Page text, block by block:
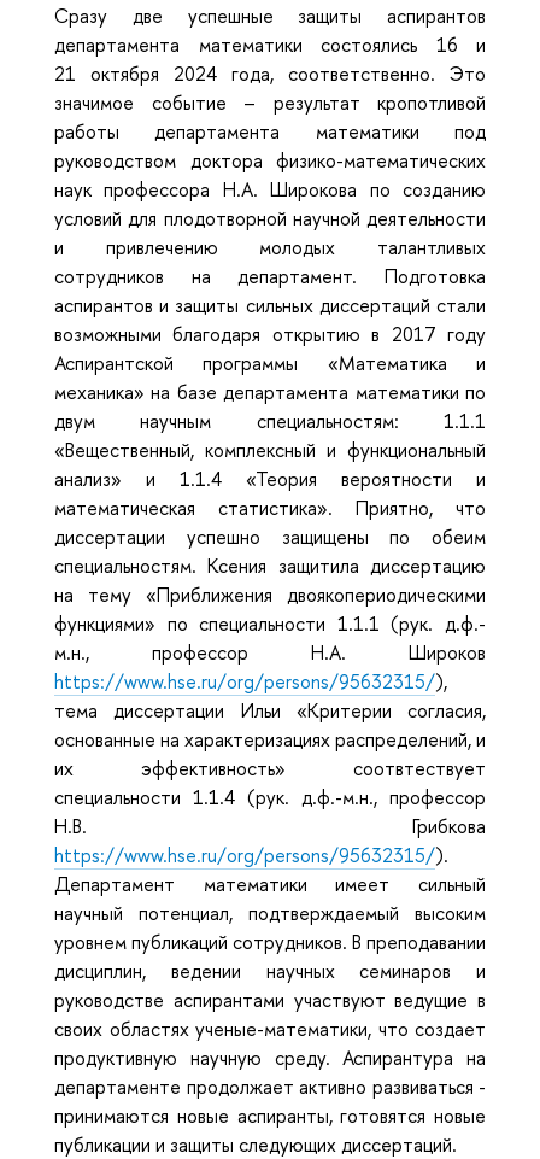
Сразу две успешные защиты аспирантов
департамента математики состоялись 16 и
21 октября 2024 года, соответственно. Это
значимое событие – результат кропотливой
работы департамента математики под
руководством доктора физико-математических
наук профессора Н.А. Широкова по созданию
условий для плодотворной научной деятельности
и привлечению молодых талантливых
сотрудников на департамент. Подготовка
аспирантов и защиты сильных диссертаций стали
возможными благодаря открытию в 2017 году
Аспирантской программы «Математика и
механика» на базе департамента математики по
двум научным специальностям: 1.1.1
«Вещественный, комплексный и функциональный
анализ» и 1.1.4 «Теория вероятности и
математическая статистика». Приятно, что
диссертации успешно защищены по обеим
специальностям. Ксения защитила диссертацию
на тему «Приближения двоякопериодическими
функциями» по специальности 1.1.1 (рук. д.ф.-
м.н., профессор Н.А. Широков
https://www.hse.ru/org/persons/95632315/),
тема диссертации Ильи «Критерии согласия,
основанные на характеризациях распределений, и
их эффективность» соотвтествует
специальности 1.1.4 (рук. д.ф.-м.н., профессор
Н.В. Грибкова
https://www.hse.ru/org/persons/95632315/).
Департамент математики имеет сильный
научный потенциал, подтверждаемый высоким
уровнем публикаций сотрудников. В преподавании
дисциплин, ведении научных семинаров и
руководстве аспирантами участвуют ведущие в
своих областях ученые-математики, что создает
продуктивную научную среду. Аспирантура на
департаменте продолжает активно развиваться -
принимаются новые аспиранты, готовятся новые
публикации и защиты следующих диссертаций.